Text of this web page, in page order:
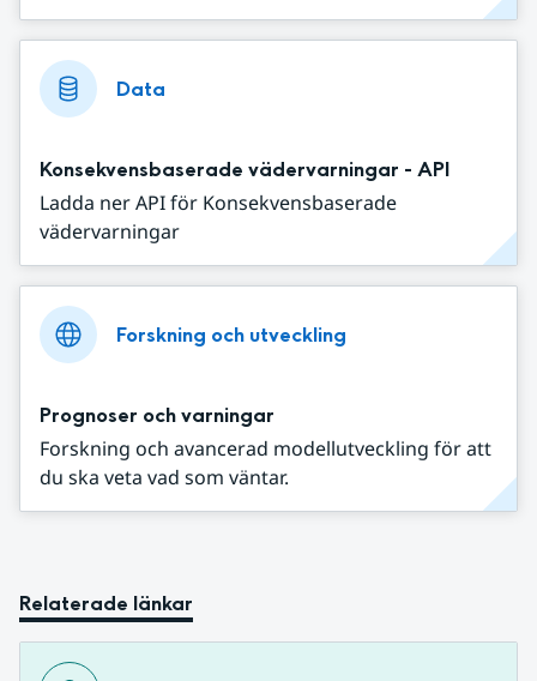
Data
Konsekvensbaserade vädervarningar - API
Ladda ner API för Konsekvensbaserade
vädervarningar
Forskning och utveckling
Prognoser och varningar
Forskning och avancerad modellutveckling för att
du ska veta vad som väntar.
Relaterade länkar